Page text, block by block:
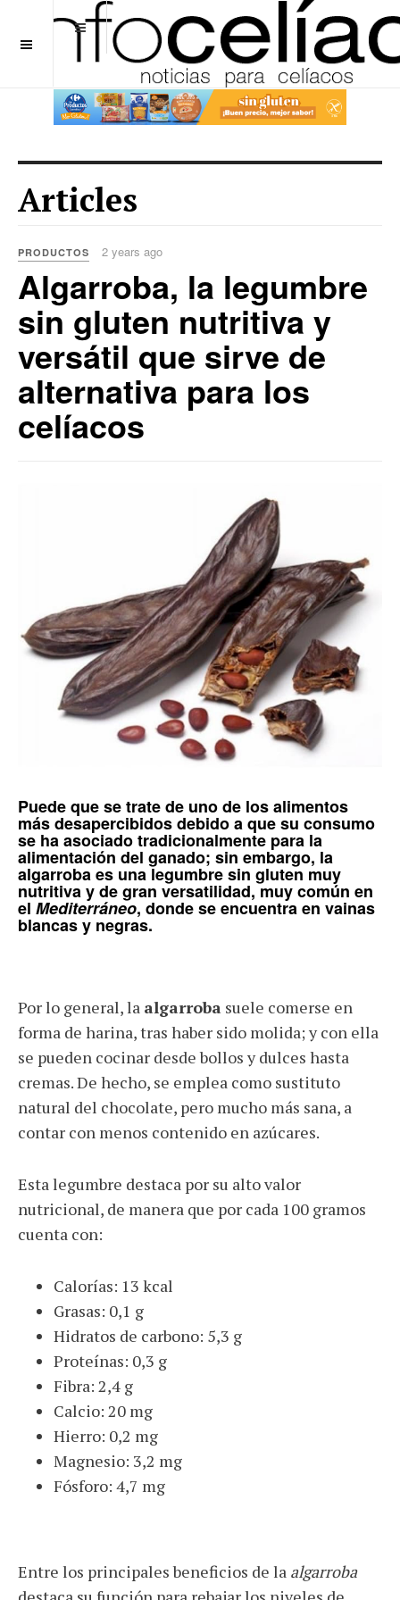
Articles
PRODUCTOS 2 years ago
Algarroba, la legumbre
sin gluten nutritiva y
versátil que sirve de
alternativa para los
celíacos
Puede que se trate de uno de los alimentos
más desapercibidos debido a que su consumo
se ha asociado tradicionalmente para la
alimentación del ganado; sin embargo, la
algarrobaes una legumbresin gluten muy
nutritiva y de gran versatilidad, muy común en
el Mediterráneo, donde se encuentra en vainas
blancas y negras.
Por lo general, la algarroba suele comerse en
forma de harina, tras haber sido molida; y con ella
se pueden cocinar desde bollos y dulces hasta
cremas. De hecho, se emplea como sustituto
natural del chocolate, pero mucho más sana, a
contar con menos contenido en azúcares.
Esta legumbre destaca por su alto valor
nutricional, de manera que por cada 100 gramos
cuenta con:
Calorías: 13 kcal
Grasas: 0,1 g
Hidratos de carbono: 5,3 g
Proteínas: 0,3 g
Fibra: 2,4 g
Calcio: 20 mg
Hierro: 0,2 mg
Magnesio: 3,2 mg
Fósforo: 4,7 mg
Entre los principales beneficios de la algarroba